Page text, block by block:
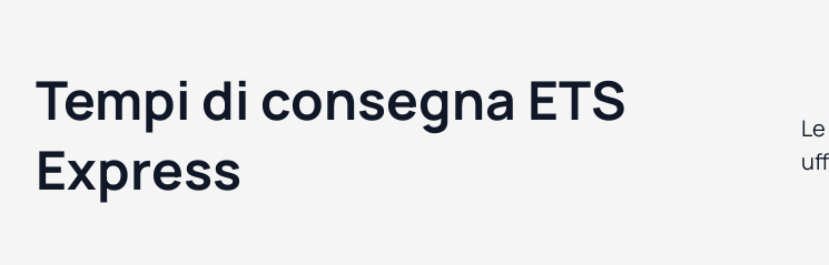
Tempi di consegna ETS
Express